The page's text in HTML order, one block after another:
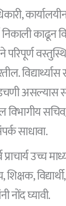
काढून
परिपूर्ण
विद्यार्थ्यास
असल्यास
विभागीय
साधावा.
उच्च
शिक्षक,
नोंद घ्यावी.